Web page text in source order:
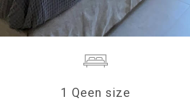
1 Qeen size